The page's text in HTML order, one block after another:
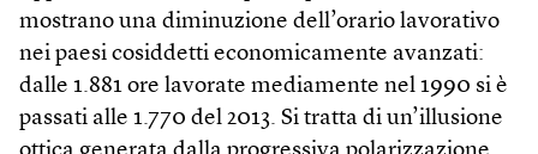
mostrano una diminuzione dell’orario lavorativo
nei paesi cosiddetti economicamente avanzati:
dalle 1.881 ore lavorate mediamente nel 1990 si è
passati alle 1.770 del 2013. Si tratta di un’illusione